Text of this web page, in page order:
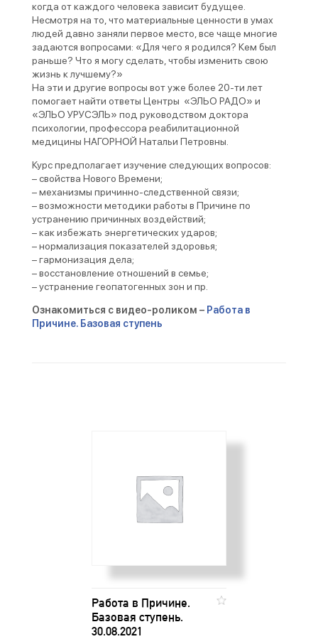
когда от каждого человека зависит будущее.
Несмотря на то, что материальные ценности в умах
людей давно заняли первое место, все чаще многие
задаются вопросами: «Для чего я родился? Кем был
раньше? Что я могу сделать, чтобы изменить свою
жизнь к лучшему?»
На эти и другие вопросы вот уже более 20-ти лет
помогает найти ответы Центры «ЭЛЬО РАДО» и
«ЭЛЬО УРУСЭЛЬ» под руководством доктора
психологии, профессора реабилитационной
медицины НАГОРНОЙ Натальи Петровны.
Курс предполагает изучение следующих вопросов:
– свойства Нового Времени;
– механизмы причинно-следственной связи;
– возможности методики работы в Причине по
устранению причинных воздействий;
– как избежать энергетических ударов;
– нормализация показателей здоровья;
– гармонизация дела;
– восстановление отношений в семье;
– устранение геопатогенных зон и пр.
Ознакомиться с видео-роликом – Работа в
Причине. Базовая ступень
Работа в Причине.
Базовая ступень.
30.08.2021